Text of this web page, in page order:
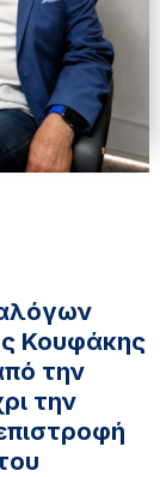
Κουφάκης
την
την